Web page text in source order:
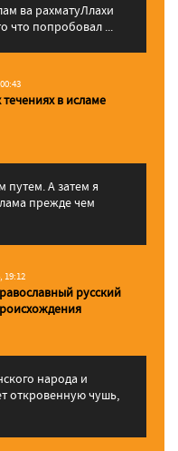
что попробовал ...
в исламе
путем. А затем я
прежде чем
19:12
русский
народа и
откровенную чушь,